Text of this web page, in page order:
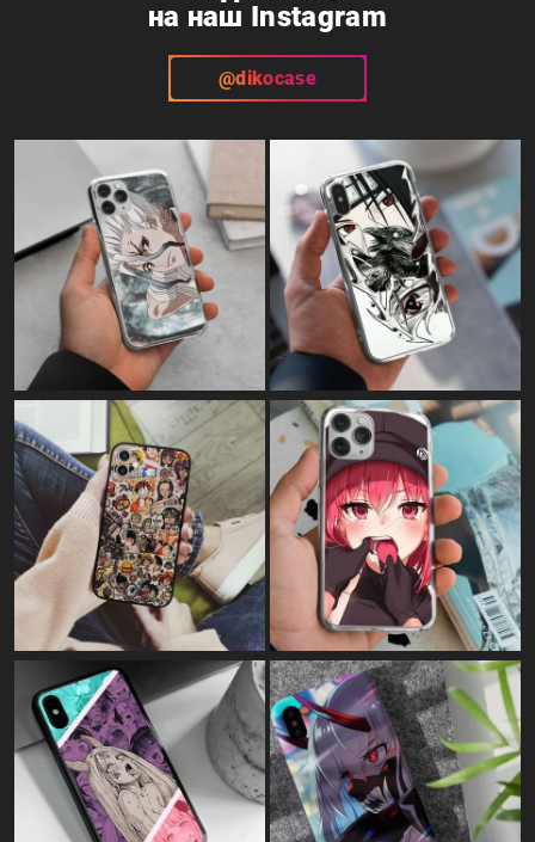
на наш Instagram
@dikocase